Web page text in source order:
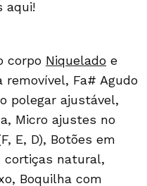
aqui!
corpo Niquelado e
removível, Fa# Agudo
polegar ajustável,
Micro ajustes no
E, D), Botões em
cortiças natural,
Boquilha com